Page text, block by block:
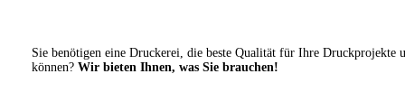
Sie benötigen eine Druckerei, die beste ­Qualität für Ihre Druckprojekte
können? Wir bieten Ihnen, was Sie brauchen!